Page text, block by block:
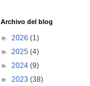
Archivo del blog
► 2026 (1)
► 2025 (4)
► 2024 (9)
► 2023 (38)